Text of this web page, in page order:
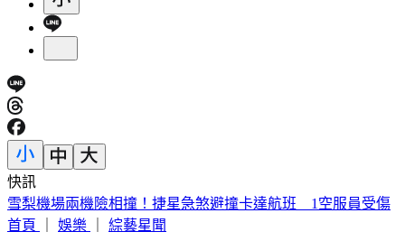
快訊
周子瑜、葉舒華入圍2026全球百大美女 林莎首上榜
首頁
娛樂 綜藝星聞